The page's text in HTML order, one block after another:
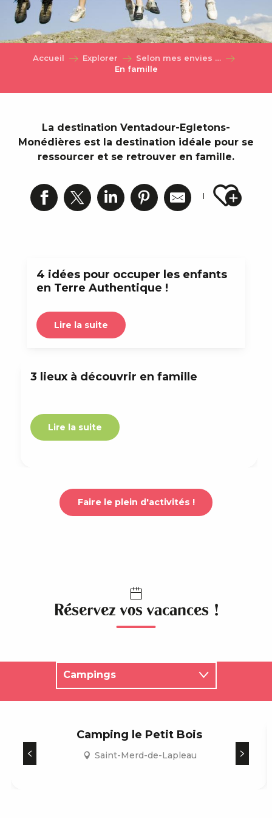
Accueil Explorer
Selon mes envies …
En famille
La destination Ventadour-Egletons-
Monédières est la destination idéale pour se
ressourcer et se retrouver en famille.
4 idées pour occuper les enfants
en Terre Authentique !
Lire la suite
3 lieux à découvrir en famille
Lire la suite
Faire le plein d'activités !
Réservez vos vacances !
Campings
Hôtels
Locations de vacances
Résidences de tourisme
Camping le Petit Bois
Saint-Merd-de-Lapleau